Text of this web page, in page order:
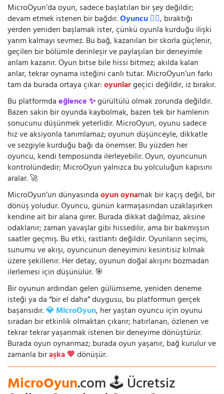
MicroOyun’da oyun, sadece başlatılan bir şey değildir;
devam etmek istenen bir bağdır.Oyuncu 🧍‍♂️, bıraktığı
yerden yeniden başlamak ister, çünkü oyunla kurduğu ilişki
yarım kalmayı sevmez. Bu bağ, kazanılan bir skorla güçlenir,
geçilen bir bölümle derinleşir ve paylaşılan bir deneyimle
anlam kazanır. Oyun bitse bile hissi bitmez; akılda kalan
anlar, tekrar oynama isteğini canlı tutar. MicroOyun’un farkı
tam da burada ortaya çıkar:oyunlargeçici değildir, iz bırakır.
Bu platformdaeğlence ✨gürültülü olmak zorunda değildir.
Bazen sakin bir oyunda kaybolmak, bazen tek bir hamlenin
sonucunu düşünmek yeterlidir. MicroOyun, oyunu sadece
hız ve aksiyonla tanımlamaz; oyunun düşünceyle, dikkatle
ve sezgiyle kurduğu bağı da önemser. Bu yüzden her
oyuncu, kendi temposunda ilerleyebilir. Oyun, oyuncunun
kontrolündedir; MicroOyun yalnızca bu yolculuğun kapısını
aralar. 🚀
MicroOyun’un dünyasındaoyun oynamak bir kaçış değil, bir
dönüş yoludur. Oyuncu, günün karmaşasından uzaklaşırken
kendine ait bir alana girer. Burada dikkat dağılmaz, aksine
odaklanır; zaman yavaşlar gibi hissedilir, ama bir bakmışsın
saatler geçmiş. Bu etki, rastlantı değildir. Oyunların seçimi,
sunumu ve akışı, oyuncunun deneyimini kesintisiz kılmak
üzere şekillenir. Her detay, oyunun doğal akışını bozmadan
ilerlemesi için düşünülür. 🎯
Bir oyunun ardından gelen gülümseme, yeniden deneme
isteği ya da “bir el daha” duygusu, bu platformun gerçek
başarısıdır.💎 MicroOyun, her yaştan oyuncu için oyunu
sıradan bir etkinlik olmaktan çıkarır; hatırlanan, özlenen ve
tekrar tekrar yaşanmak istenen bir deneyime dönüştürür.
Burada oyun oynanmaz; burada oyun yaşanır, bağ kurulur ve
zamanla biraşka 💖dönüşür.
MicroOyun.com 🕹️ Ücretsiz